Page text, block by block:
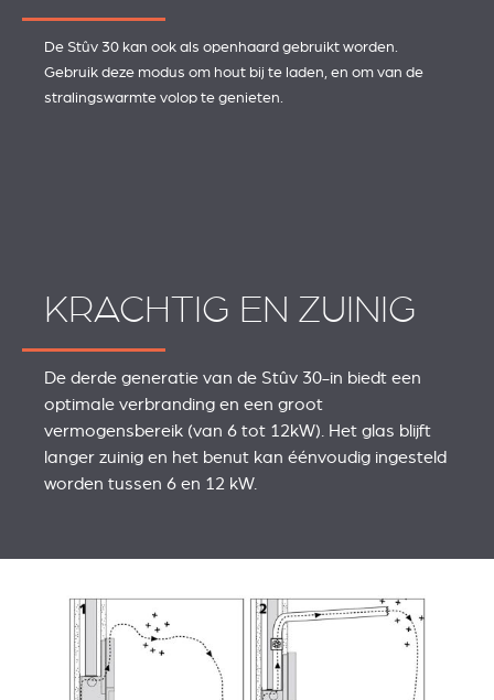
De Stûv 30 kan ook als openhaard gebruikt worden.
Gebruik deze modus om hout bij te laden, en om van de
stralingswarmte volop te genieten.
KRACHTIG EN ZUINIG
De derde generatie van de Stûv 30-in biedt een
optimale verbranding en een groot
vermogensbereik (van 6 tot 12kW). Het glas blijft
langer zuinig en het benut kan éénvoudig ingesteld
worden tussen 6 en 12 kW.